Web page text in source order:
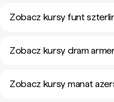
Zobacz kursy funt
Zobacz kursy dram
Zobacz kursy manat